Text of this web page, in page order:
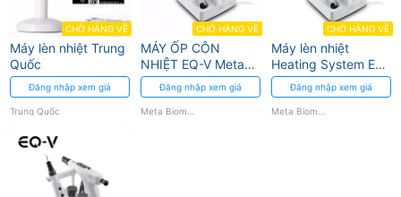
CHỜ HÀNG VỀ
Máy lèn nhiệt Trung
Quốc
Đăng nhập xem giá
Trung Quốc
CHỜ HÀNG VỀ
MÁY ỐP CÔN
NHIỆT EQ-V Meta
Biomed
Đăng nhập xem giá
CHỜ HÀNG VỀ
Máy lèn nhiệt
Heating System EQ-
V (Thiết bị trám bít
ống tủy EQ-V) Meta
Biomed
Đăng nhập xem giá